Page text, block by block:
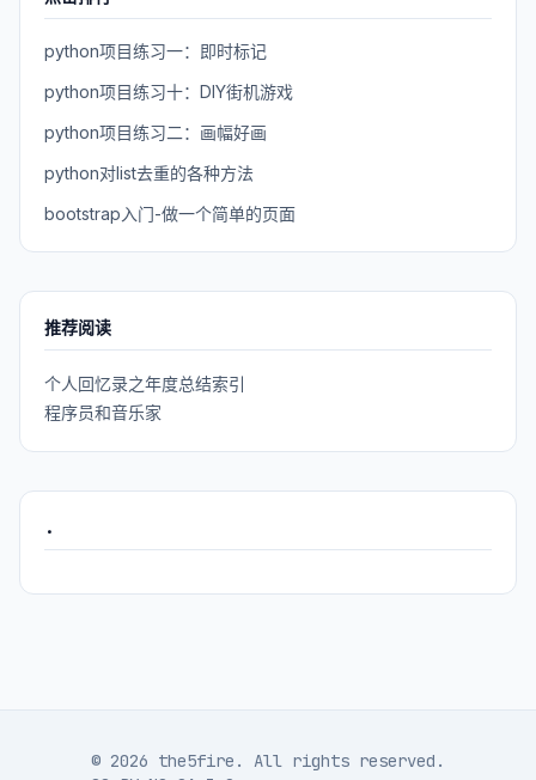
python项目练习一：即时标记
python项目练习十：DIY街机游戏
python项目练习二：画幅好画
python对list去重的各种方法
bootstrap入门-做一个简单的页面
推荐阅读
个人回忆录之年度总结索引
程序员和音乐家
.
© 2026 the5fire. All rights reserved.